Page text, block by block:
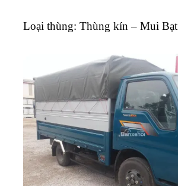
Loại thùng: Thùng kín – Mui Bạt